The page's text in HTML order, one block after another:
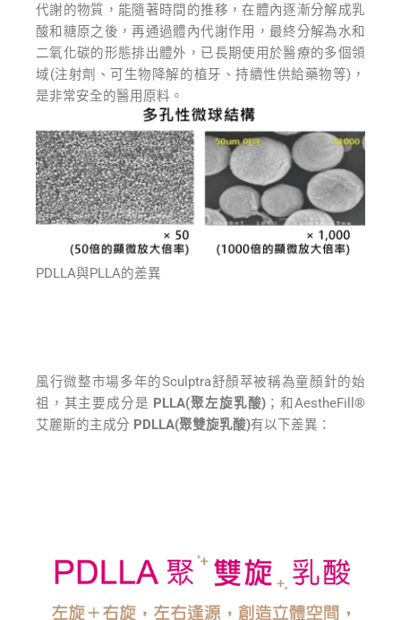
代謝的物質，能隨著時間的推移，在體內逐漸分解成乳
酸和糖原之後，再通過體內代謝作用，最終分解為水和
⼆氧化碳的形態排出體外，已長期使用於醫療的多個領
域(注射劑、可生物降解的植牙、持續性供給藥物等)，
是非常安全的醫用原料。
PDLLA與PLLA的差異
風行微整市場多年的Sculptra舒顏萃被稱為童顏針的始
祖，其主要成分是 PLLA(聚左旋乳酸) ；和AestheFill®
艾麗斯的主成分 PDLLA(聚雙旋乳酸)有以下差異：